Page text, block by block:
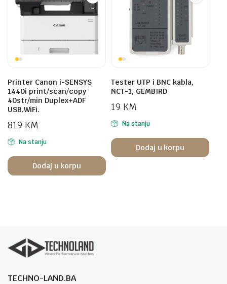
Printer Canon i-SENSYS
1440i print/scan/copy
40str/min Duplex+ADF
USB.WiFi.
819 KM
Na stanju
Dodaj u korpu
Tester UTP i BNC kabla,
NCT-1, GEMBIRD
19 KM
Na stanju
Dodaj u korpu
TECHNO-LAND.BA